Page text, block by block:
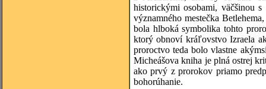
historickými osobami, väčšinou
významného mestečka
bola hlboká symbolika tohto
ktorý obnoví kráľovstvo Izraela
proroctvo teda bolo vlastne
Micheášova kniha je plná ostrej
ako prvý z prorokov priamo
bohorúhanie.